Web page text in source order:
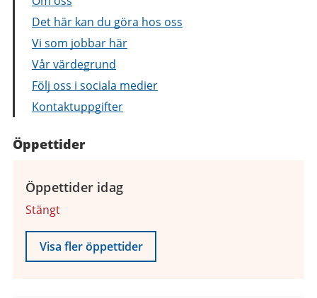
Det här kan du göra hos oss
Vi som jobbar här
Vår värdegrund
Följ oss i sociala medier
Kontaktuppgifter
Öppettider
Öppettider idag
Stängt
Visa fler öppettider